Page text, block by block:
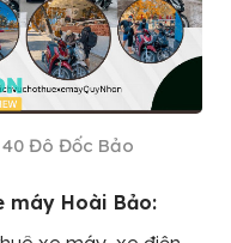
Đô Đốc Bảo
máy Hoài Bảo: